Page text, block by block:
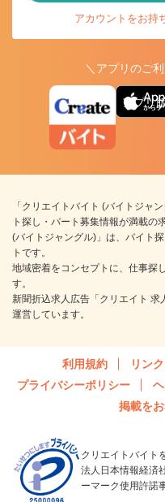
アカウントをお持
＼アプリのご
アプリ
「クリエイトバイト (バイトジャ
ト探し・パート募集情報が満載の
(バイトジャングル)」は、バイト
トです。
地域密着をコンセプトに、仕事探
す。
新聞折込求人広告「クリエイト
運営しています。
利用規約 リン
プライバシーポリシー
掲載を
クリエイトバイト
法人日本情報経済
ーマーク使用許諾